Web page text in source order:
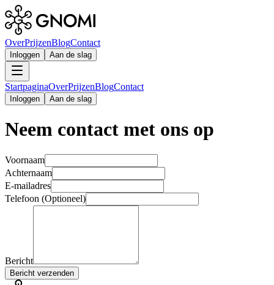
OverPrijzenBlogContact
Inloggen Aan de slag
StartpaginaOverPrijzenBlogContact
Inloggen Aan de slag
Neem contact met ons op
Voornaam
Achternaam
E-mailadres
Telefoon (Optioneel)
Bericht
Bericht verzenden